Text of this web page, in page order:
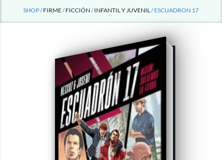
SHOP /FIRME/FICCIÓN /INFANTIL Y JUVENIL / ESCUADRON 17